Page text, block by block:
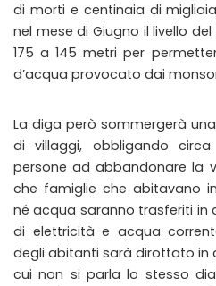
di morti e centinaia di
nel mese di Giugno il livello
175 a 145 metri per
d’acqua provocato dai
La diga però sommergerà
di villaggi, obbligando
persone ad abbandonare la
che famiglie che abitavano
né acqua saranno trasferiti
di elettricità e acqua
degli abitanti sarà dirottato in
cui non si parla lo stesso